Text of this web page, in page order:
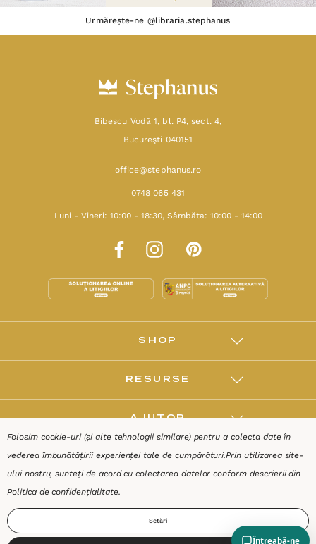
Urmărește-ne @libraria.stephanus
Bibescu Vodă 1, bl. P4, sect. 4,
Bucureşti 040151
office@stephanus.ro
0748 065 431
Luni - Vineri: 10:00 - 18:30, Sâmbăta: 10:00 - 14:00
SHOP
RESURSE
AJUTOR
DESPRE
Folosim cookie-uri (și alte tehnologii similare) pentru a colecta date în
vederea îmbunătățirii experienței tale de cumpărături.Prin utilizarea site-
ului nostru, sunteți de acord cu colectarea datelor conform descrierii din
Politica de confidențialitate.
Setări